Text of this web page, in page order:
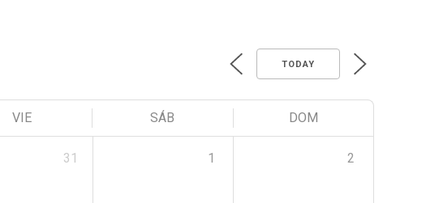
TODAY
VIE SÁB DOM
31 1 2